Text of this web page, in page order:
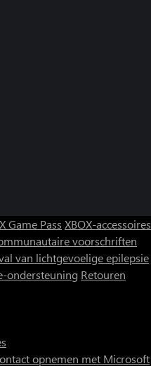
Game Pass XBOX-accessoires
voorschriften
van lichtgevoelige epilepsie
ondersteuning Retouren
opnemen met Microsoft